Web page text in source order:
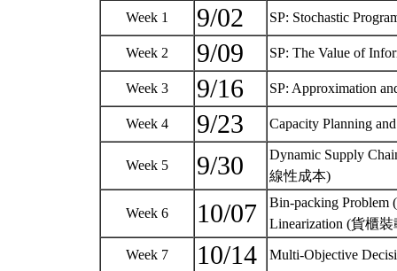
Week 1 9/02 SP: Stochastic
Week 2 9/09 SP: The Value of
Week 3 9/16 SP: Approximation
Week 4 9/23 Capacity Planning
Week 5 9/30
Dynamic Supply
線性成本)
Week 6 10/07
Bin-packing Problem
Linearization (貨櫃
Week 7 10/14 Multi-Objective